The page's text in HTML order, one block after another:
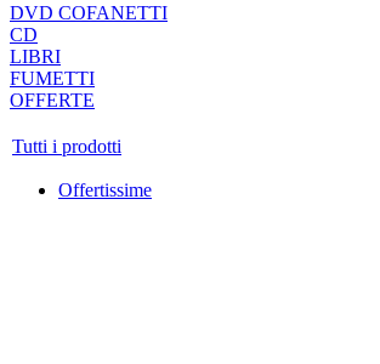
DVD COFANETTI
CD
LIBRI
FUMETTI
OFFERTE
Tutti i prodotti
Offertissime